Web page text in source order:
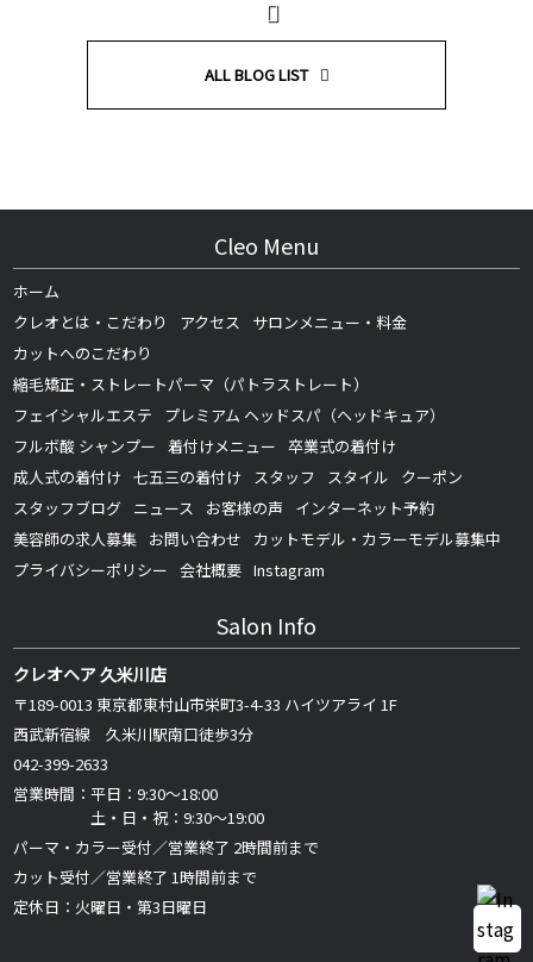
ALL BLOG LIST
Cleo Menu
ホーム
クレオとは・こだわり
アクセス
サロンメニュー・料金
カットへのこだわり
縮毛矯正・ストレートパーマ（パトラストレート）
フェイシャルエステ
プレミアム ヘッドスパ（ヘッドキュア）
フルボ酸 シャンプー 着付けメニュー 卒業式の着付け
成人式の着付け 七五三の着付け スタッフ スタイル
クーポン
スタッフブログ ニュース お客様の声
インターネット予約
美容師の求人募集 お問い合わせ
カットモデル・カラーモデル募集中
プライバシーポリシー 会社概要 Instagram
Salon Info
クレオヘア 久米川店
〒189-0013 東京都東村山市栄町3-4-33 ハイツアライ 1F
西武新宿線 久米川駅南口徒歩3分
042-399-2633
営業時間：平日：9:30～18:00
土・日・祝：9:30～19:00
パーマ・カラー受付／営業終了 2時間前まで
カット受付／営業終了 1時間前まで
定休日：火曜日・第3日曜日